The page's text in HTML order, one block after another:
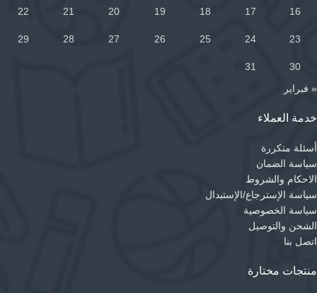
16
17
18
19
20
21
22
23
24
25
26
27
28
29
30
31
« فبراير
خدمة العملاء
أسئلة متكررة
سياسة الضمان
الاحكام والشروط
سياسة الإسترجاع/الإستبدال
سياسة الخصوصية
الشحن والتوصيل
اتصل بنا
منتجات مختارة